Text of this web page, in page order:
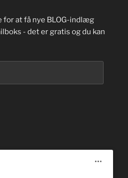
for at få nye BLOG-indlæg
- det er gratis og du kan